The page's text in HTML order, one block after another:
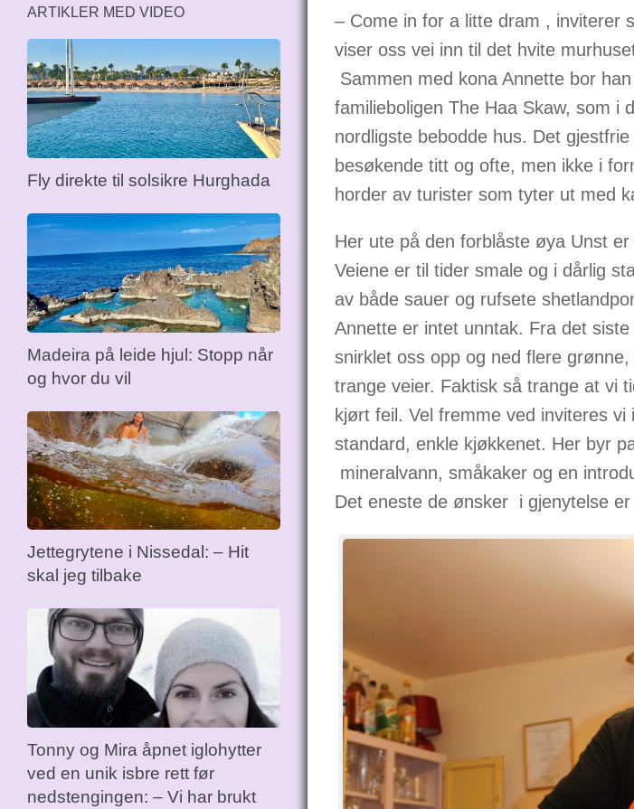
– Come in for a litte dram , inviterer
viser oss vei inn til det hvite
Sammen med kona Annette bor
familieboligen The Haa Skaw, som i
nordligste bebodde hus. Det
besøkende titt og ofte, men ikke i
horder av turister som tyter ut med
Her ute på den forblåste øya Unst
Veiene er til tider smale og i dårlig
av både sauer og rufsete
Annette er intet unntak. Fra det
snirklet oss opp og ned flere
trange veier. Faktisk så trange at vi
kjørt feil. Vel fremme ved inviteres
standard, enkle kjøkkenet. Her byr
mineralvann, småkaker og en
Det eneste de ønsker i gjenytelse
ARTIKLER MED VIDEO
Fly direkte til solsikre Hurghada
Madeira på leide hjul: Stopp når
og hvor du vil
Jettegrytene i Nissedal: – Hit
skal jeg tilbake
Tonny og Mira åpnet iglohytter
ved en unik isbre rett før
nedstengingen: – Vi har brukt